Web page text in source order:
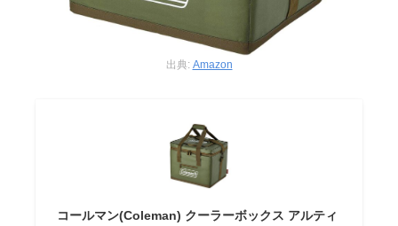
出典: Amazon
コールマン(Coleman) クーラーボックス アルティ